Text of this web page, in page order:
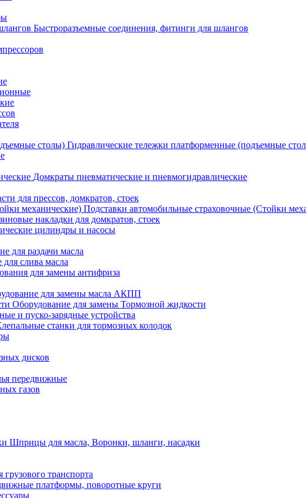
Быстроразъемные соединения, фитинги для шлангов
Гидравлические тележки платформенные (подъемные
Домкраты пневматические и пневмогидравлические
для прессов, домкратов, стоек
Подставки автомобильные страховочные (Стойки
накладки для домкратов, стоек
цилиндры и насосы
для раздачи масла
слива масла
для замены антифриза
для замены масла АКПП
Оборудование для замены Тормозной жидкости
и пуско-зарядные устройства
станки для тормозных колодок
дисков
передвижные
газов
Шприцы для масла, Воронки, шланги, насадки
транспорта
платформы, поворотные круги